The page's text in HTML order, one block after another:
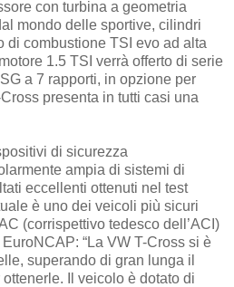
con turbina a geometria
mondo delle sportive, cilindri
di combustione TSI evo ad alta
1.5 TSI verrà offerto di serie
a 7 rapporti, in opzione per
Cross presenta in tutti casi una
di sicurezza
ampia di sistemi di
eccellenti ottenuti nel test
è uno dei veicoli più sicuri
(corrispettivo tedesco dell’ACI)
“La VW T-Cross si è
superando di gran lunga il
Il veicolo è dotato di